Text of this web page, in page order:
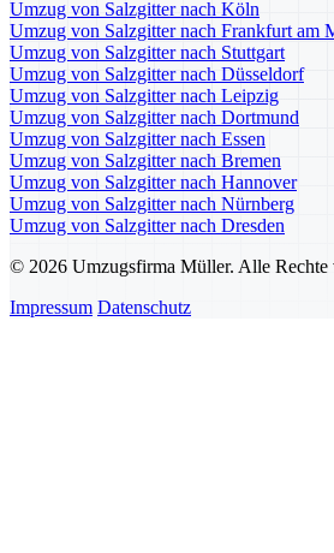
Umzug von Salzgitter nach Köln
Umzug von Salzgitter nach Frankfurt am
Umzug von Salzgitter nach Stuttgart
Umzug von Salzgitter nach Düsseldorf
Umzug von Salzgitter nach Leipzig
Umzug von Salzgitter nach Dortmund
Umzug von Salzgitter nach Essen
Umzug von Salzgitter nach Bremen
Umzug von Salzgitter nach Hannover
Umzug von Salzgitter nach Nürnberg
Umzug von Salzgitter nach Dresden
© 2026 Umzugsfirma Müller. Alle Rechte
Impressum Datenschutz